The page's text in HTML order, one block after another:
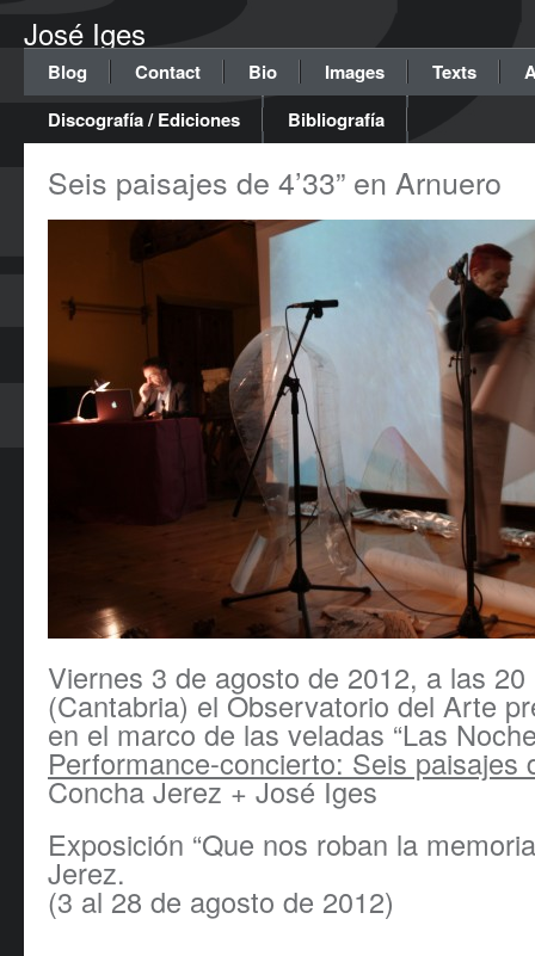
José Iges
Blog Contact Bio Images Texts
Discografía / Ediciones
Bibliografía
Seis paisajes de 4’33” en Arnuero
Viernes 3 de agosto de 2012, a las
(Cantabria) el Observatorio del Arte
en el marco de las veladas “Las
Performance-concierto: Seis paisajes
Concha Jerez + José Iges
Exposición “Que nos roban la
Jerez.
(3 al 28 de agosto de 2012)